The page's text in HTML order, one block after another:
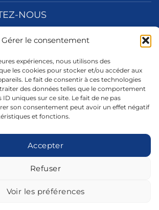
Gérer le consentement
expériences, nous utilisons des
les cookies pour stocker et/ou accéder aux
Le fait de consentir à ces technologies
des données telles que le comportement
uniques sur ce site. Le fait de ne pas
son consentement peut avoir un effet négatif
et fonctions.
Accepter
Refuser
Voir les préférences
NOUS
D'INTERVENTION
LEGALES